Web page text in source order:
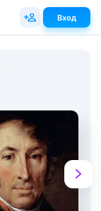
Вход